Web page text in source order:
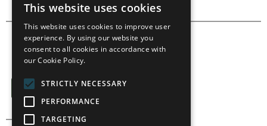
SÍGUENOS EN:
SPANISH
SPANISH
This website uses cookies
This website uses cookies to improve user
experience. By using our website you
consent to all cookies in accordance with
our Cookie Policy.
STRICTLY NECESSARY
PERFORMANCE
TARGETING